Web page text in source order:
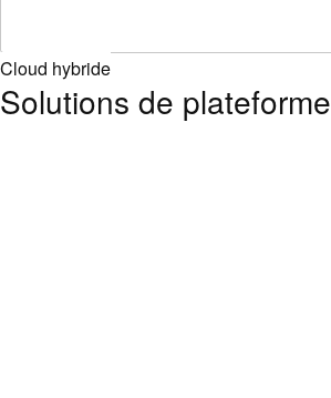
Cloud hybride
Solutions de plateforme